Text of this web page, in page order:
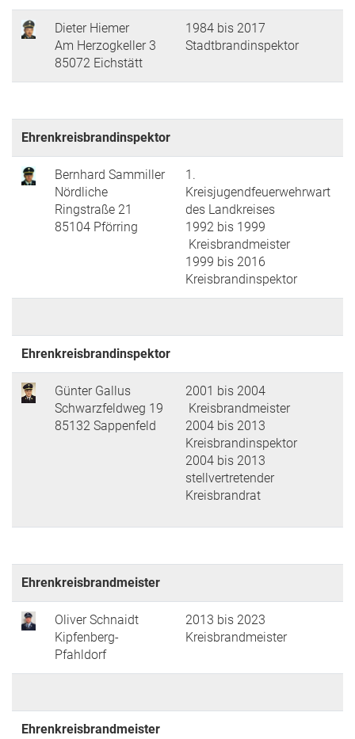
Dieter Hiemer
Am Herzogkeller 3
85072 Eichstätt
1984 bis 2017
Stadtbrandinspektor
Ehrenkreisbrandinspektor
Bernhard Sammiller
Nördliche
Ringstraße 21
85104 Pförring
1.
Kreisjugendfeuerwehrwart
des Landkreises
1992 bis 1999
Kreisbrandmeister
1999 bis 2016
Kreisbrandinspektor
Ehrenkreisbrandinspektor
Günter Gallus
Schwarzfeldweg 19
85132 Sappenfeld
2001 bis 2004
Kreisbrandmeister
2004 bis 2013
Kreisbrandinspektor
2004 bis 2013
stellvertretender
Kreisbrandrat
Ehrenkreisbrandmeister
Oliver Schnaidt
Kipfenberg-
Pfahldorf
2013 bis 2023
Kreisbrandmeister
Ehrenkreisbrandmeister